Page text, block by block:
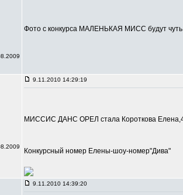
Фото с конкурса МАЛЕНЬКАЯ МИСС будут
9.11.2010 14:29:19
МИССИС ДАНС ОРЕЛ стала Короткова
Конкурсный номер Елены-шоу-номер"Дива"
9.11.2010 14:39:20